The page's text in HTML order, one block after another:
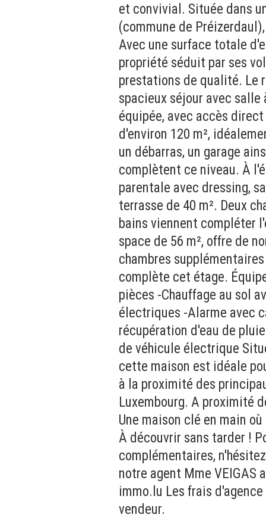
et convivial. Située dans
(commune de
Avec une surface totale
propriété séduit par ses
prestations de qualité. Le
spacieux séjour avec
équipée, avec accès
d'environ 120 m²,
un débarras, un garage
complètent ce niveau. À
parentale avec dressing,
terrasse de 40 m². Deux
bains viennent compléter
space de 56 m², offre de
chambres
complète cet étage.
pièces -Chauffage au sol
électriques -Alarme avec
récupération d'eau de
de véhicule électrique
cette maison est idéale
à la proximité des
Luxembourg. A proximité
Une maison clé en main
À découvrir sans tarder !
complémentaires,
notre agent Mme VEIGAS
immo.lu Les frais
vendeur.